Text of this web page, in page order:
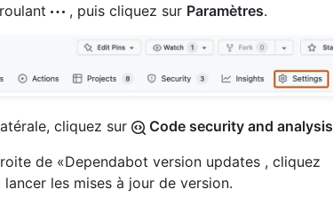
, puis cliquez sur Paramètres.
cliquez sur Code security and analysis
de «Dependabot version updates , cliquez
les mises à jour de version.